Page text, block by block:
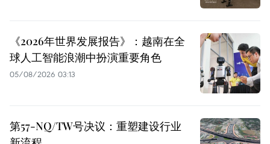
《2026年世界发展报告》：越南在全
球人工智能浪潮中扮演重要角色
05/08/2026 03:13
第57-NQ/TW号决议：重塑建设行业